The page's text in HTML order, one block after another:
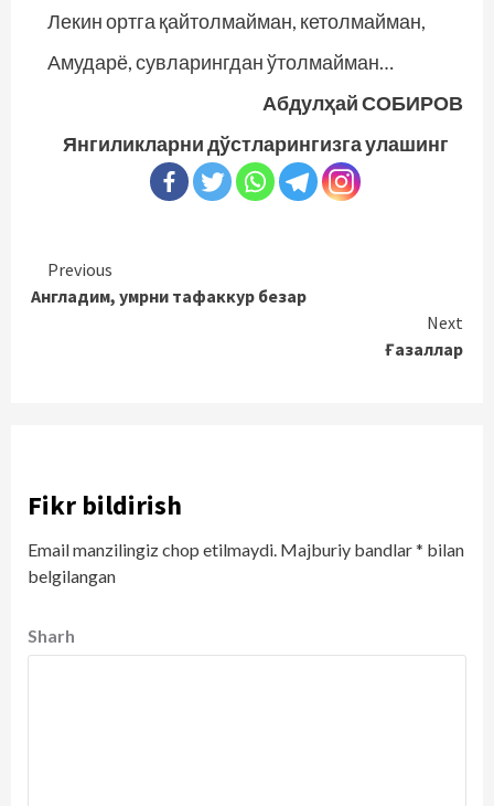
Лекин ортга қайтолмайман, кетолмайман,
Амударё, сувларингдан ўтолмайман…
Абдулҳай СОБИРОВ
Янгиликларни дўстларингизга улашинг
Continue
Reading
Previous
Англадим, умрни тафаккур безар
Next
Ғазаллар
Fikr bildirish
Email manzilingiz chop etilmaydi. Majburiy bandlar* bilan
belgilangan
Sharh